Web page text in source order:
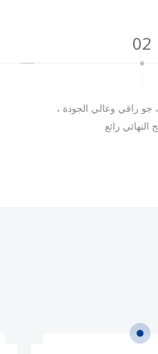
02
جو راقي وعالي الجودة ،
النهائي رائع